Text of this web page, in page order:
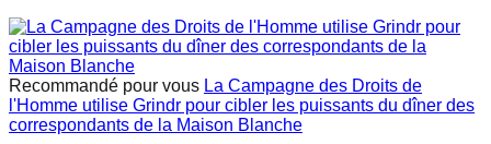
Recommandé pour vous La Campagne des Droits de
l'Homme utilise Grindr pour cibler les puissants du dîner des
correspondants de la Maison Blanche